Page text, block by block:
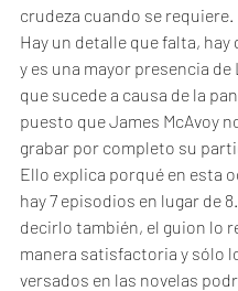
crudeza cuando se requiere.
Hay un detalle que falta, hay
y es una mayor presencia de
que sucede a causa de la
puesto que James McAvoy
grabar por completo su
Ello explica porqué en esta
hay 7 episodios en lugar de
decirlo también, el guion lo
manera satisfactoria y sólo
versados en las novelas